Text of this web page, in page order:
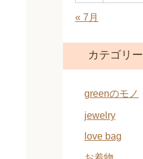
« 7月
カテゴリー
greenのモノ
jewelry
love bag